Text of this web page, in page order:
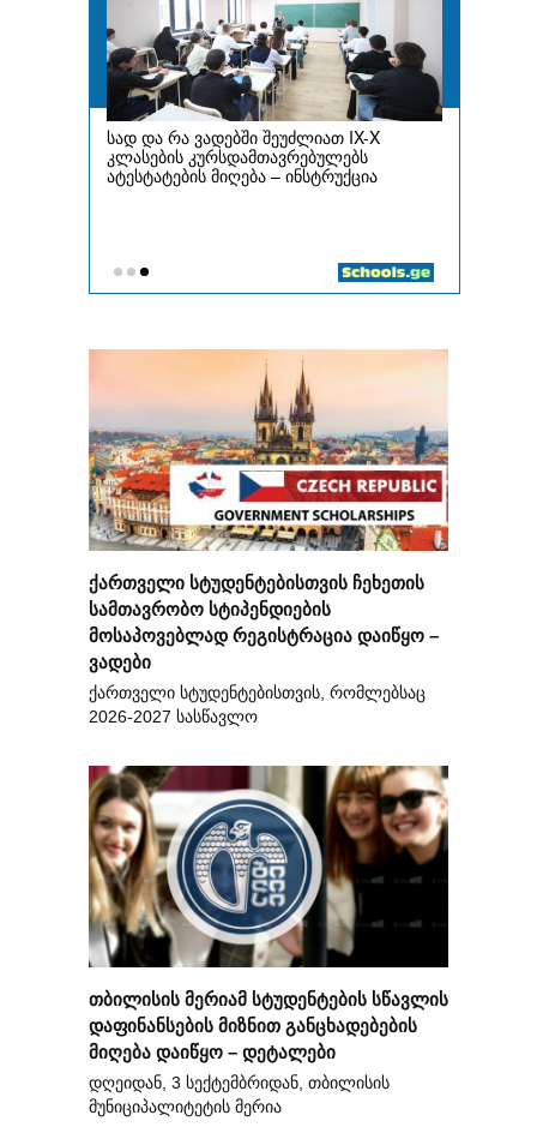
ქართველი სტუდენტებისთვის ჩეხეთის
სამთავრობო სტიპენდიების
მოსაპოვებლად რეგისტრაცია დაიწყო –
ვადები
ქართველი სტუდენტებისთვის, რომლებსაც
2026-2027 სასწავლო
თბილისის მერიამ სტუდენტების სწავლის
დაფინანსების მიზნით განცხადებების
მიღება დაიწყო – დეტალები
დღეიდან, 3 სექტემბრიდან, თბილისის
მუნიციპალიტეტის მერია